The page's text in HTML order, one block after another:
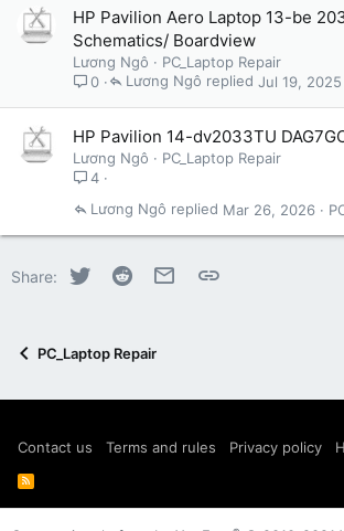
HP Pavilion Aero Laptop 13-be
Schematics/ Boardview
Lương Ngô
PC_Laptop Repair
0
Jul 19, 2025
Lương Ngô
HP Pavilion 14-dv2033TU
Lương Ngô
PC_Laptop Repair
4
Mar 26, 2026
Lương Ngô
Share: Twitter Reddit Email
PC_Laptop Repair
Contact us Terms and rules Privacy policy
R
S